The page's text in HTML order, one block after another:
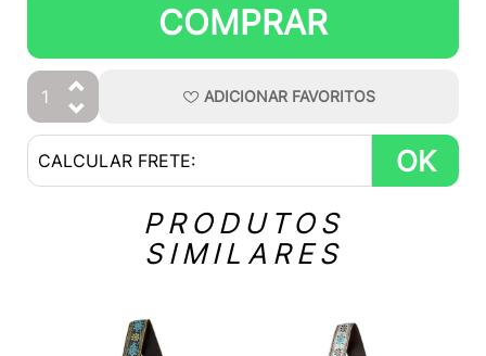
COMPRAR
ADICIONAR FAVORITOS
OK
PRODUTOS
SIMILARES